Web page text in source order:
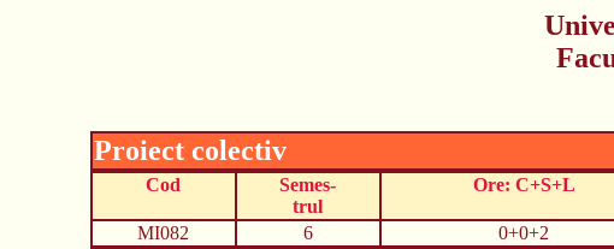
Proiect colectiv
Cod
Semes-
trul
Ore: C+S+L
MI082 6 0+0+2